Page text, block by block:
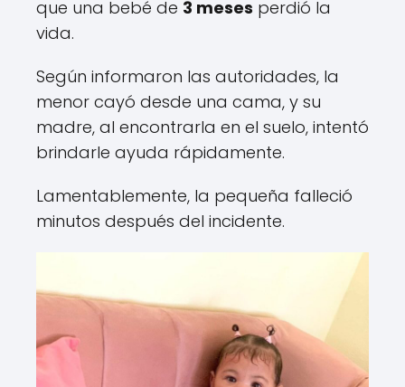
que una bebé de 3 meses perdió la
vida.
Según informaron las autoridades, la
menor cayó desde una cama, y su
madre, al encontrarla en el suelo, intentó
brindarle ayuda rápidamente.
Lamentablemente, la pequeña falleció
minutos después del incidente.